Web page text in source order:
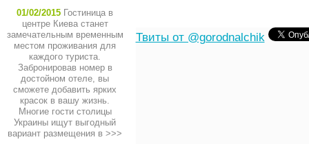
01/02/2015 Гостиница в
центре Киева станет
замечательным временным
местом проживания для
каждого туриста.
Забронировав номер в
достойном отеле, вы
сможете добавить ярких
красок в вашу жизнь.
Многие гости столицы
Украины ищут выгодный
вариант размещения в >>>
Твиты от @gorodnalchik